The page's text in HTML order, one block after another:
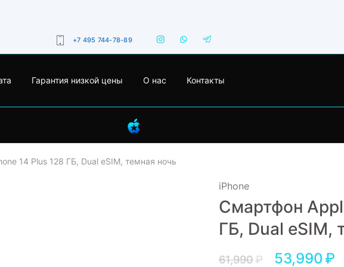
+7 495 744-78-89
Гарантия низкой цены О нас Контакты
14 Plus 128 ГБ, Dual еSIM, темная ночь
iPhone
Смартфон
ГБ, Dual еSIM,
61,990₽ 53,990₽